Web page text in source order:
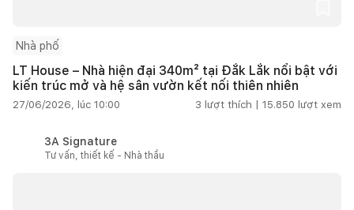
Nhà phố
LT House – Nhà hiện đại 340m² tại Đắk Lắk nổi bật với
kiến trúc mở và hệ sân vườn kết nối thiên nhiên
27/06/2026, lúc 10:00 3 lượt thích | 15.850 lượt xem
3A Signature
Tư vấn, thiết kế - Nhà thầu